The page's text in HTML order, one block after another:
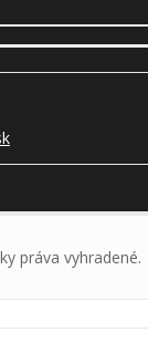
práva vyhradené.